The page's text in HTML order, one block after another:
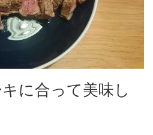
に合って美味し